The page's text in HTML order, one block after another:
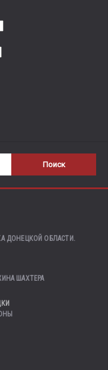
ДОНЕЦКОЙ ОБЛАСТИ.
ШАХТЕРА